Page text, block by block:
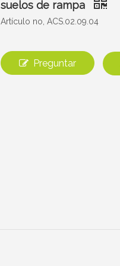
suelos de rampa
Artículo no, ACS.02.09.04
Preguntar